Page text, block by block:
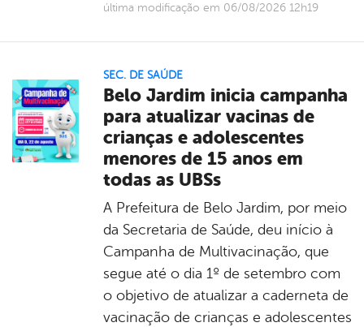
última modificação em 06/08/2026 12h19
SEC. DE SAÚDE
Belo Jardim inicia campanha
para atualizar vacinas de
crianças e adolescentes
menores de 15 anos em
todas as UBSs
A Prefeitura de Belo Jardim, por meio
da Secretaria de Saúde, deu início à
Campanha de Multivacinação, que
segue até o dia 1º de setembro com
o objetivo de atualizar a caderneta de
vacinação de crianças e adolescentes